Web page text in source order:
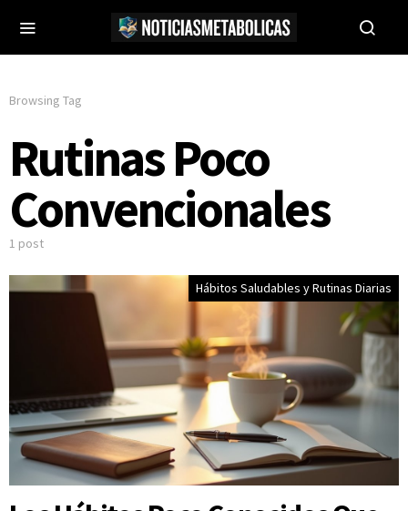
Browsing Tag
Rutinas Poco
Convencionales
1 post
Hábitos Saludables y Rutinas Diarias